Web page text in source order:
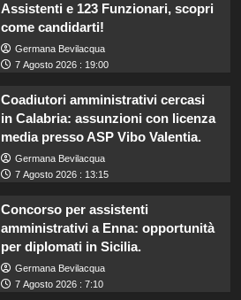
Assistenti e 123 Funzionari, scopri
come candidarti!
Germana Bevilacqua
7 Agosto 2026 : 19:00
Coadiutori amministrativi cercasi
in Calabria: assunzioni con licenza
media presso ASP Vibo Valentia.
Germana Bevilacqua
7 Agosto 2026 : 13:15
Concorso per assistenti
amministrativi a Enna: opportunità
per diplomati in Sicilia.
Germana Bevilacqua
7 Agosto 2026 : 7:10